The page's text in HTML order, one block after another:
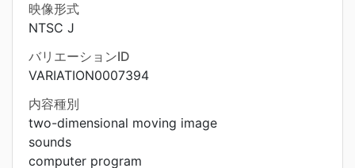
映像形式
NTSC J
バリエーションID
VARIATION0007394
内容種別
two-dimensional moving image
sounds
computer program